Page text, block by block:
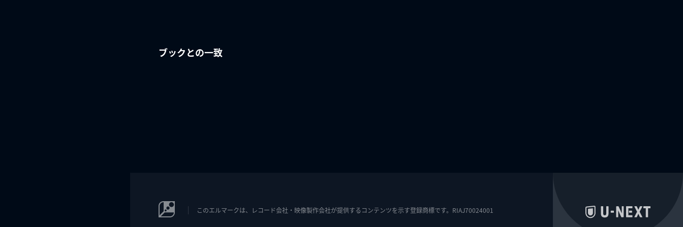
ブックとの一致
このエルマークは、レコード会社・映像製作会社が提供するコンテンツを示す登録商標です。RIAJ70024001